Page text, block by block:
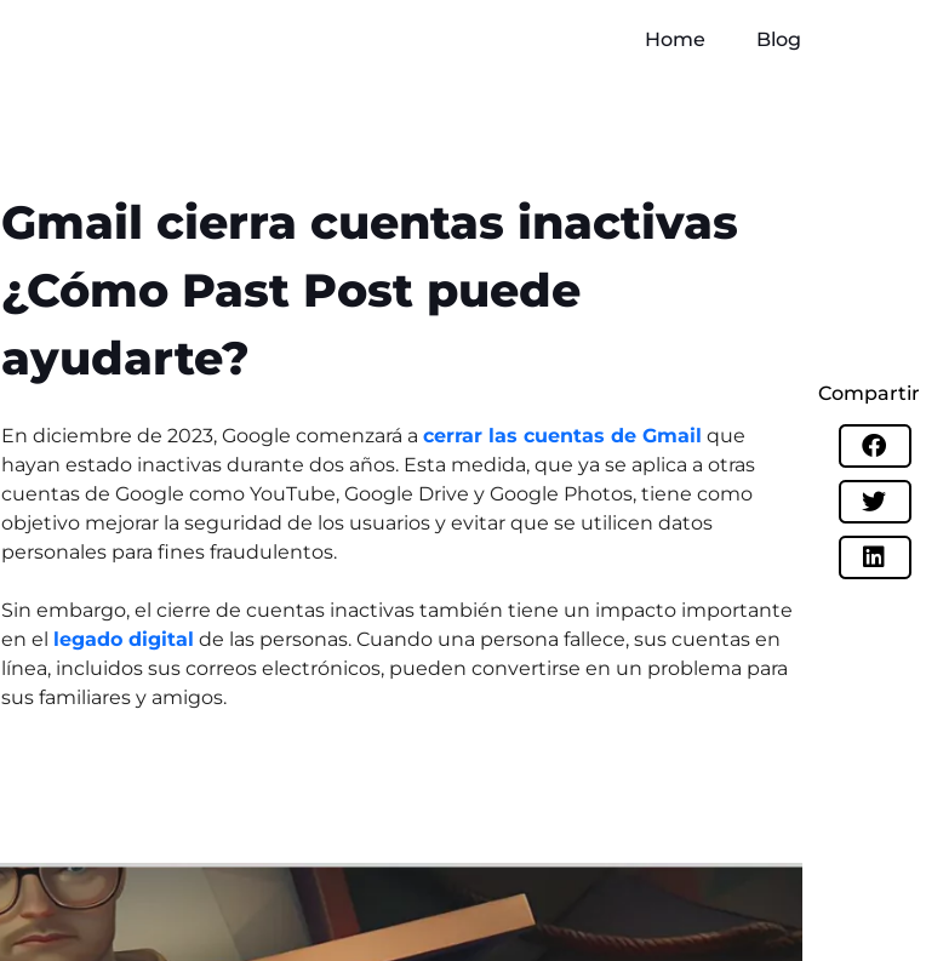
Home Blog
Gmail cierra cuentas inactivas
¿Cómo Past Post puede
ayudarte?
En diciembre de 2023, Google comenzará a cerrar las cuentas de Gmail que
hayan estado inactivas durante dos años. Esta medida, que ya se aplica a otras
cuentas de Google como YouTube, Google Drive y Google Photos, tiene como
objetivo mejorar la seguridad de los usuarios y evitar que se utilicen datos
personales para fines fraudulentos.
Sin embargo, el cierre de cuentas inactivas también tiene un impacto importante
en el legado digital de las personas. Cuando una persona fallece, sus cuentas en
línea, incluidos sus correos electrónicos, pueden convertirse en un problema para
sus familiares y amigos.
Compartir